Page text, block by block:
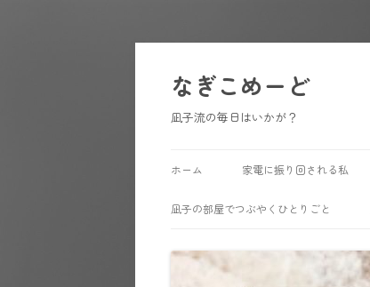
テ
ン
ツ
へ
ス
なぎこめーど
凪子流の毎日はいかが？
ホーム 家電に振り回される私
凪子の部屋でつぶやくひとりごと